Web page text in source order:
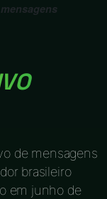
de mensagens
brasileiro
em junho de